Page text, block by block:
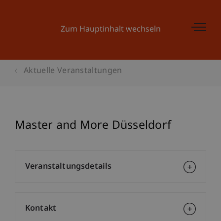
Zum Hauptinhalt wechseln
Aktuelle Veranstaltungen
Master and More Düsseldorf
Veranstaltungsdetails
Kontakt